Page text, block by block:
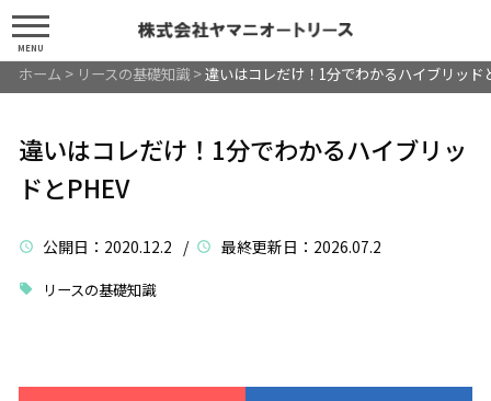
MENU
ホーム > リースの基礎知識>違いはコレだけ！1分でわかるハイブリッド
違いはコレだけ！1分でわかるハイブリッ
ドとPHEV
公開日 ：2020.12.2 / 最終更新日 ：2026.07.2
リースの基礎知識